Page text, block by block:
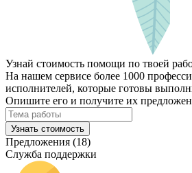
Узнай стоимость помощи по твоей
На нашем сервисе более 1000
исполнителей, которые готовы
Опишите его и получите их
Узнать стоимость
Предложения (18)
Служба поддержки